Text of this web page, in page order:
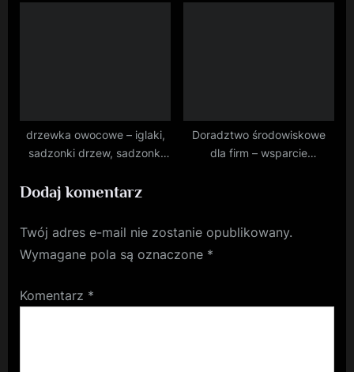
drzewka owocowe – iglaki,
sadzonki drzew, sadzonki
Doradztwo środowiskowe
dla firm – wsparcie
Dodaj komentarz
Twój adres e-mail nie zostanie opublikowany.
Wymagane pola są oznaczone *
Komentarz *